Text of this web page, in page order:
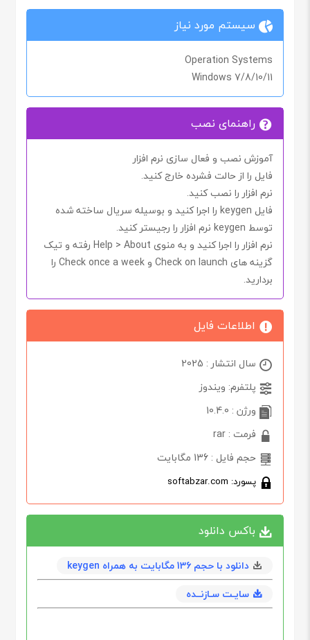
سیستم مورد نیاز
Operation Systems
Windows 7/8/10/11
راهنمای نصب
آموزش نصب و فعال سازی نرم افزار
فایل را از حالت فشرده خارج کنید.
نرم افزار را نصب کنید.
فایل keygen را اجرا کنید و بوسیله سریال ساخته شده
توسط keygen نرم افزار را رجیستر کنید.
نرم افزار را اجرا کنید و به منوی
Help > About
رفته و تیک
گزینه های Check on launch وCheck once a week را
بردارید.
اطلاعات فایل
سال انتشار : 2025
پلتفرم: ویندوز
ورژن : 10.4.0
فرمت : rar
حجم فایل : 136 مگابایت
پسورد: softabzar.com
باکس دانلود
دانلود با حجم 136 مگابايت به همراه keygen
سایـت سـازنــده